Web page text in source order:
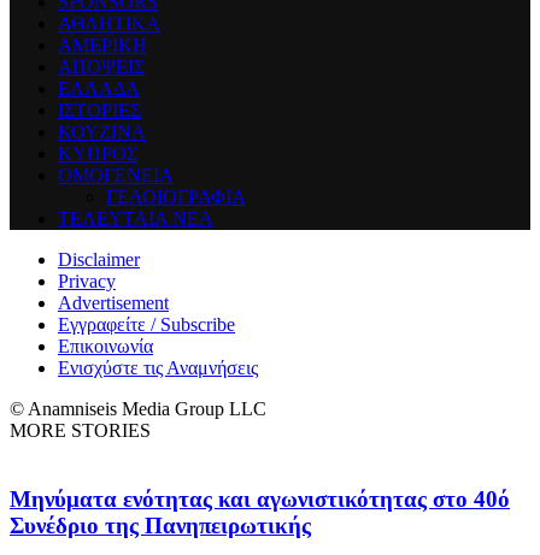
ΑΘΛΗΤΙΚΑ
ΑΜΕΡΙΚΗ
ΑΠΟΨΕΙΣ
ΕΛΛΑΔΑ
ΙΣΤΟΡΙΕΣ
ΚΟΥΖΙΝΑ
ΚΥΠΡΟΣ
ΟΜΟΓΕΝΕΙΑ
ΓΕΛΟΙΟΓΡΑΦΙΑ
ΤΕΛΕΥΤΑΙΑ ΝΕΑ
Disclaimer
Privacy
Advertisement
Εγγραφείτε / Subscribe
Επικοινωνία
Ενισχύστε τις Αναμνήσεις
© Anamniseis Media Group LLC
MORE STORIES
Μηνύματα ενότητας και αγωνιστικότητας στο 40ό
Συνέδριο της Πανηπειρωτικής